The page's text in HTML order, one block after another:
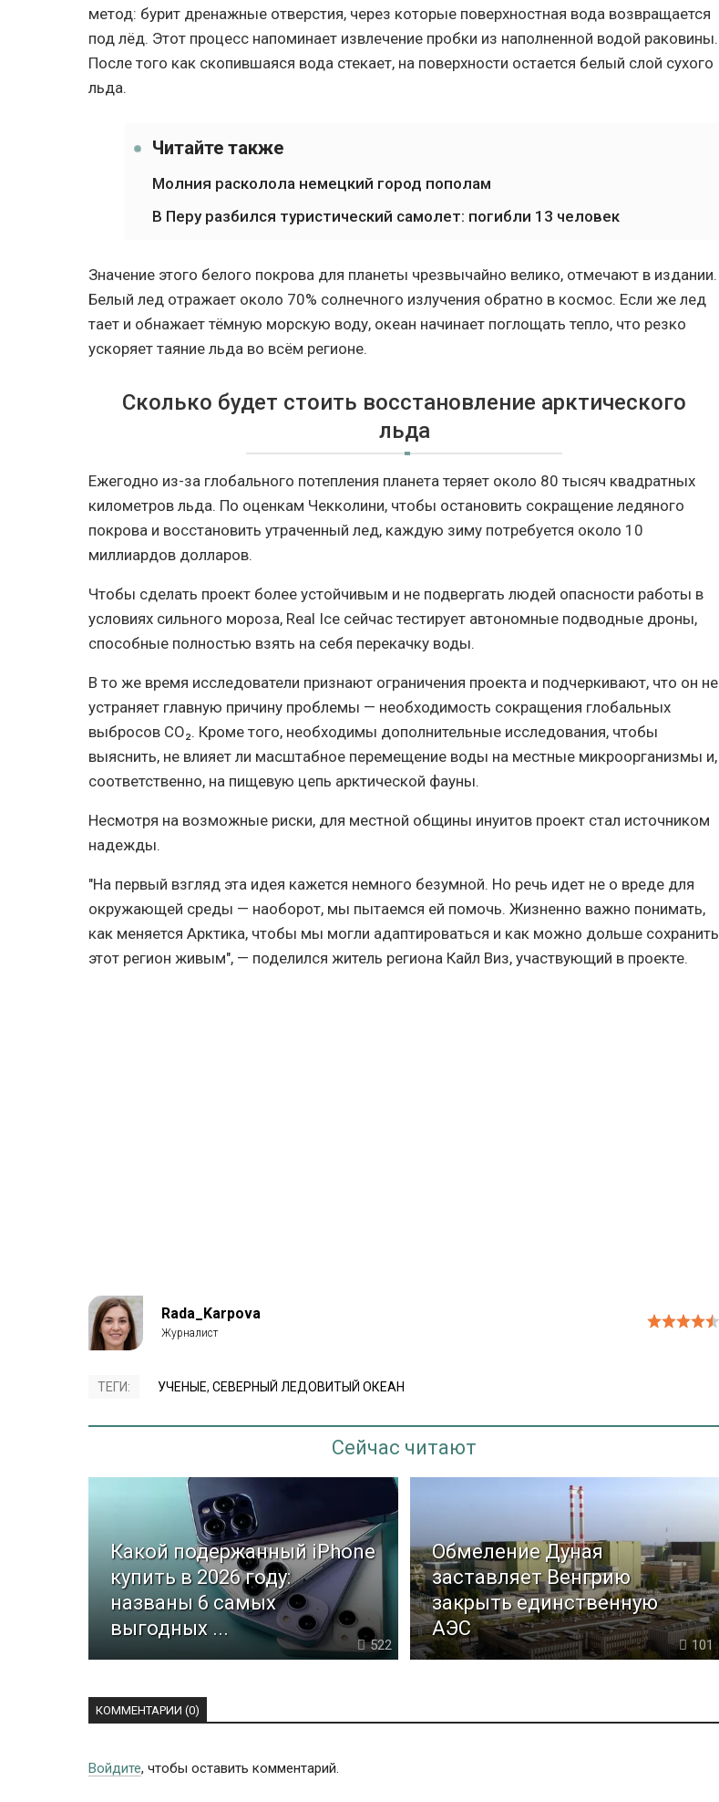
метод: бурит дренажные отверстия, через которые поверхностная вода возвращается
под лёд. Этот процесс напоминает извлечение пробки из наполненной водой раковины.
После того как скопившаяся вода стекает, на поверхности остается белый слой сухого
льда.
Читайте также
Молния расколола немецкий город пополам
В Перу разбился туристический самолет: погибли 13 человек
Значение этого белого покрова для планеты чрезвычайно велико, отмечают в издании.
Белый лед отражает около 70% солнечного излучения обратно в космос. Если же лед
тает и обнажает тёмную морскую воду, океан начинает поглощать тепло, что резко
ускоряет таяние льда во всём регионе.
Сколько будет стоить восстановление арктического
льда
Ежегодно из-за глобального потепления планета теряет около 80 тысяч квадратных
километров льда. По оценкам Чекколини, чтобы остановить сокращение ледяного
покрова и восстановить утраченный лед, каждую зиму потребуется около 10
миллиардов долларов.
Чтобы сделать проект более устойчивым и не подвергать людей опасности работы в
условиях сильного мороза, Real Ice сейчас тестирует автономные подводные дроны,
способные полностью взять на себя перекачку воды.
В то же время исследователи признают ограничения проекта и подчеркивают, что он не
устраняет главную причину проблемы — необходимость сокращения глобальных
выбросов CO₂. Кроме того, необходимы дополнительные исследования, чтобы
выяснить, не влияет ли масштабное перемещение воды на местные микроорганизмы и,
соответственно, на пищевую цепь арктической фауны.
Несмотря на возможные риски, для местной общины инуитов проект стал источником
надежды.
"На первый взгляд эта идея кажется немного безумной. Но речь идет не о вреде для
окружающей среды — наоборот, мы пытаемся ей помочь. Жизненно важно понимать,
как меняется Арктика, чтобы мы могли адаптироваться и как можно дольше сохранить
этот регион живым", — поделился житель региона Кайл Виз, участвующий в проекте.
Rada_Karpova
ТЕГИ: УЧЕНЫЕ, СЕВЕРНЫЙ ЛЕДОВИТЫЙ ОКЕАН
Сейчас читают
Какой подержанный iPhone
купить в 2026 году:
названы 6 самых
выгодных ...
522
Обмеление Дуная
заставляет Венгрию
закрыть единственную
АЭС
101
КОММЕНТАРИИ (0)
Войдите, чтобы оставить комментарий.